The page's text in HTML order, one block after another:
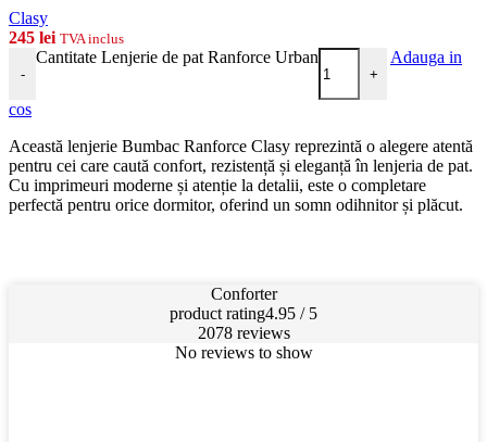
Clasy
245 lei TVA inclus
-
Cantitate Lenjerie de pat Ranforce Urban
+
Adauga in
cos
Această lenjerie Bumbac Ranforce Clasy reprezintă o alegere atentă
pentru cei care caută confort, rezistență și eleganță în lenjeria de pat.
Cu imprimeuri moderne și atenție la detalii, este o completare
perfectă pentru orice dormitor, oferind un somn odihnitor și plăcut.
Conforter
product rating4.95 / 5
2078 reviews
No reviews to show